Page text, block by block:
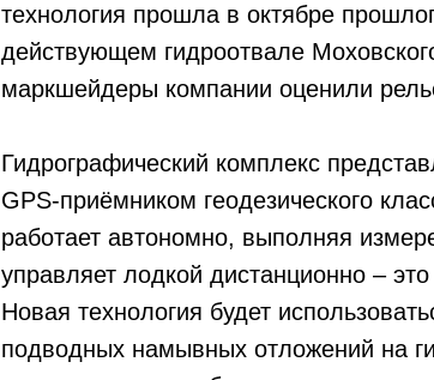
технология прошла в октябре
действующем гидроотвале
маркшейдеры компании оценили
Гидрографический комплекс
GPS-приёмником геодезического
работает автономно, выполняя
управляет лодкой дистанционно –
Новая технология будет
подводных намывных отложений на